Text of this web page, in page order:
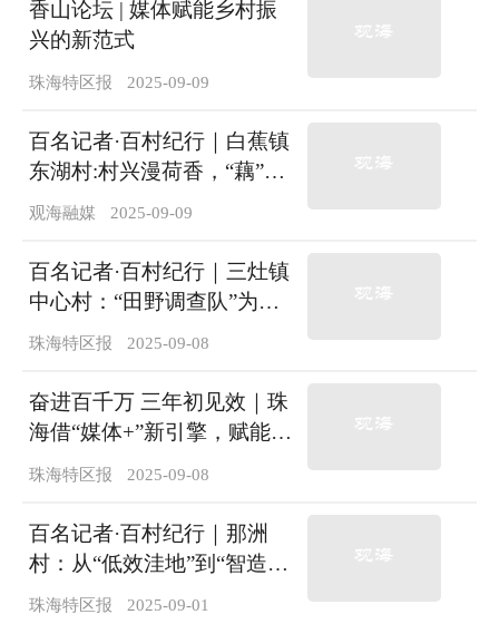
香山论坛 | 媒体赋能乡村振
兴的新范式
珠海特区报 2025-09-09
百名记者·百村纪行｜白蕉镇
东湖村:村兴漫荷香，“藕”遇
新希望
观海融媒 2025-09-09
百名记者·百村纪行｜三灶镇
中心村：“田野调查队”为家
乡写史立传
珠海特区报 2025-09-08
奋进百千万 三年初见效｜珠
海借“媒体+”新引擎，赋能
“百千万工程”深入实施
珠海特区报 2025-09-08
百名记者·百村纪行｜那洲
村：从“低效洼地”到“智造高
地”
珠海特区报 2025-09-01